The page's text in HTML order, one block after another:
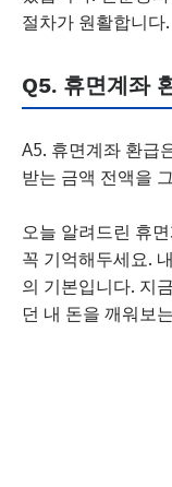
절차가 원활합니다.
Q5. 휴면계좌
A5. 휴면계좌 환급
받는 금액 전액을
오늘 알려드린 휴
꼭 기억해두세요.
의 기본입니다. 지
던 내 돈을 깨워보